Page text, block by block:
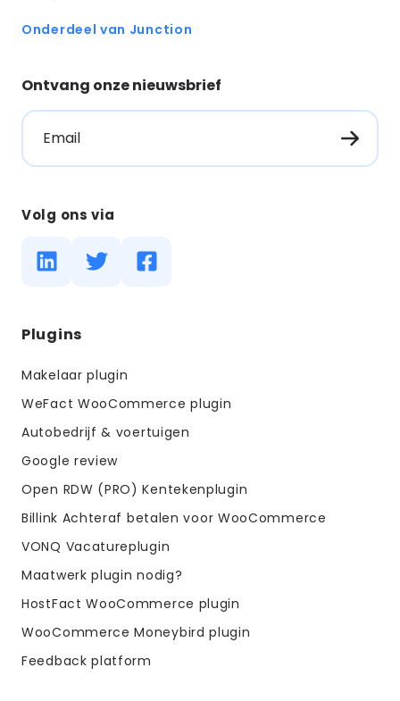
Onderdeel van Junction
Ontvang onze nieuwsbrief
Email
Volg ons via
Diensten
Plugins
Makelaar plugin
WeFact WooCommerce plugin
Autobedrijf & voertuigen
Google review
Open RDW (PRO) Kentekenplugin
Billink Achteraf betalen voor WooCommerce
VONQ Vacatureplugin
Maatwerk plugin nodig?
HostFact WooCommerce plugin
WooCommerce Moneybird plugin
Feedback platform